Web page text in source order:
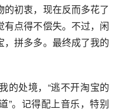
初衷，现在反而多花了
点得不偿失。不过，闲
拼多多。最终成了我的
的处境，“逃不开淘宝的
”。记得配上音乐，特别